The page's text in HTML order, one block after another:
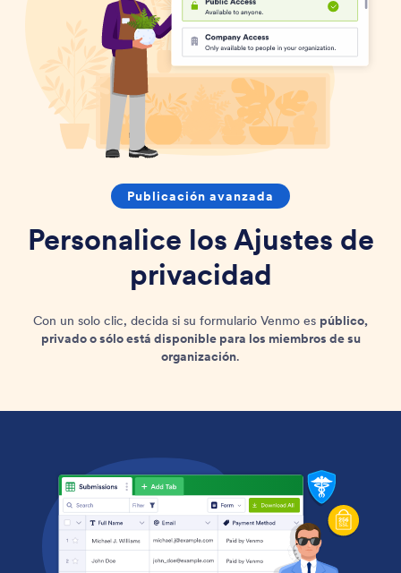
Publicación avanzada
Personalice los Ajustes de
privacidad
Con un solo clic, decida si su formulario Venmo es público,
privado o sólo está disponible para los miembros de su
organización.